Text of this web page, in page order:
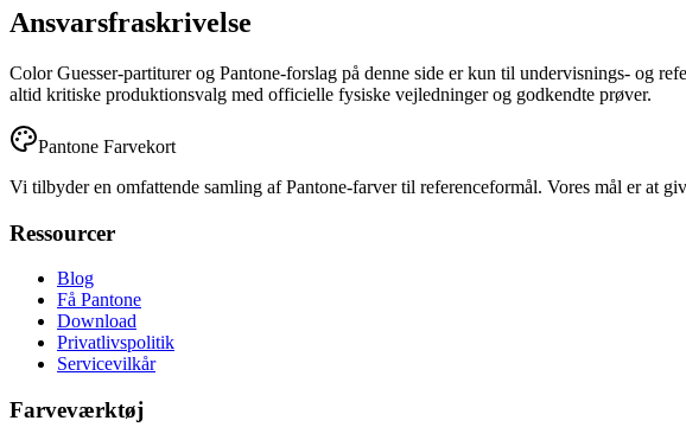
Ansvarsfraskrivelse
Color Guesser-partiturer og Pantone-forslag på denne side er kun til undervisnings- og
altid kritiske produktionsvalg med officielle fysiske vejledninger og godkendte prøver.
Pantone Farvekort
Vi tilbyder en omfattende samling af Pantone-farver til referenceformål. Vores mål er at
Ressourcer
Blog
Få Pantone
Download
Privatlivspolitik
Servicevilkår
Farveværktøj